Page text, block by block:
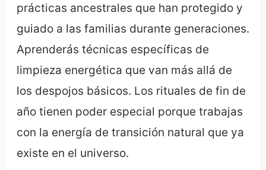
prácticas ancestrales que han protegido y
guiado a las familias durante generaciones.
Aprenderás técnicas específicas de
limpieza energética que van más allá de
los despojos básicos. Los rituales de fin de
año tienen poder especial porque trabajas
con la energía de transición natural que ya
existe en el universo.